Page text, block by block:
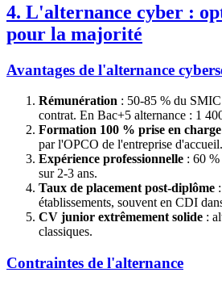
4. L'alternance cyber :
pour la majorité
Avantages de l'alternance
Rémunération : 50-85 % du SMIC
contrat. En Bac+5 alternance : 1
Formation 100 % prise en charge
par l'OPCO de l'entreprise d'accueil.
Expérience professionnelle : 60 %
sur 2-3 ans.
Taux de placement post-diplôme
établissements, souvent en CDI
CV junior extrêmement solide :
classiques.
Contraintes de l'alternance